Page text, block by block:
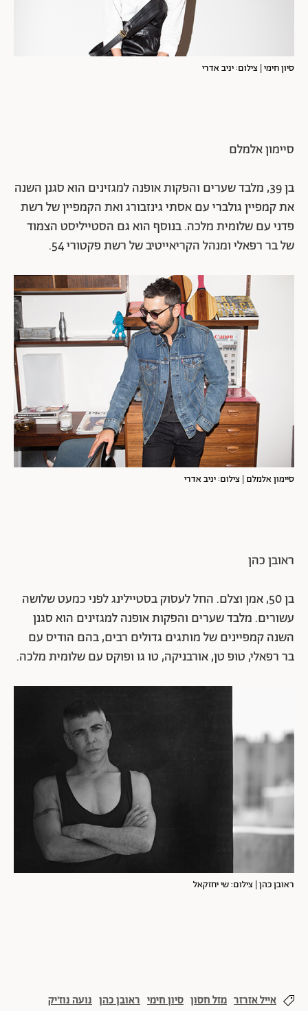
סיון חימי | צילום: יניב אדרי
סיימון אלמלם
בן 39, מלבד שערים והפקות אופנה למגזינים הוא סגנן השנה
את קמפיין גולברי עם אסתי גינזבורג ואת הקמפיין של רשת
פדני עם שלומית מלכה. בנוסף הוא גם הסטייליסט הצמוד
של בר רפאלי ומנהל הקריאייטיב של רשת פקטורי 54.
סיימון אלמלם | צילום: יניב אדרי
ראובן כהן
בן 50, אמן וצלם. החל לעסוק בסטיילינג לפני כמעט שלושה
עשורים. מלבד שערים והפקות אופנה למגזינים הוא סגנן
השנה קמפיינים של מותגים גדולים רבים, בהם הודיס עם
בר רפאלי, טופ טן, אורבניקה, טו גו ופוקס עם שלומית מלכה.
ראובן כהן | צילום: שי יחזקאל
אייל אזרזר מזל חסון סיון חימי ראובן כהן נועה נוז'יק